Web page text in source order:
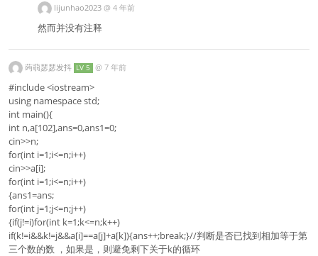
lijunhao2023 @ 4 年前
然而并没有注释
蒟蒻瑟瑟发抖 LV 5 @ 7 年前
#include <iostream>
using namespace std;
int main(){
int n,a[102],ans=0,ans1=0;
cin>>n;
for(int i=1;i<=n;i++)
cin>>a[i];
for(int i=1;i<=n;i++)
{ans1=ans;
for(int j=1;j<=n;j++)
{if(j!=i)for(int k=1;k<=n;k++)
if(k!=i&&k!=j&&a[i]==a[j]+a[k]){ans++;break;}//判断是否已找到相加等于第
三个数的数 ，如果是，则避免剩下关于k的循环